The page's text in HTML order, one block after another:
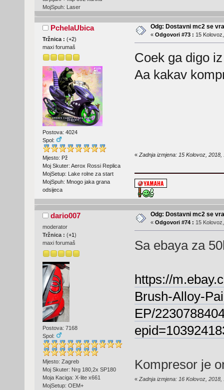
MojSpuh: Laser
PchelaUbica
Tržnica : (+2)
maxi forumaš
Postova: 4024
Spol:
Mjesto: Pž
Moj Skuter: Aerox Rossi Replica
MojSetup: Lake rolne za start
MojSpuh: Mnogo jaka grana
odsijeca
Odg: Dostavni mc2 se
« Odgovori #73 : 15
Coek ga digo
Aa kakav
« Zadnja izmjena: 15 Kolovoz,
dario007
moderator
Tržnica : (+1 )
maxi forumaš
Postova: 7168
Spol:
Mjesto: Zagreb
Moj Skuter: Nrg 180,2x SP180
Moja Kaciga: X-lite x661
MojSetup: OEM+
Odg: Dostavni mc2 se
« Odgovori #74 : 15
Sa ebaya za
https://
Brush-Alloy-
EP/
Kompresor je
« Zadnja izmjena: 16 Kolovoz, 2018,